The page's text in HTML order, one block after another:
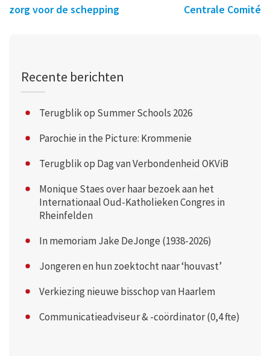
zorg voor de schepping
Centrale Comité
Recente berichten
Terugblik op Summer Schools 2026
Parochie in the Picture: Krommenie
Terugblik op Dag van Verbondenheid OKViB
Monique Staes over haar bezoek aan het
Internationaal Oud-Katholieken Congres in
Rheinfelden
In memoriam Jake DeJonge (1938-2026)
Jongeren en hun zoektocht naar ‘houvast’
Verkiezing nieuwe bisschop van Haarlem
Communicatieadviseur & -coördinator (0,4 fte)